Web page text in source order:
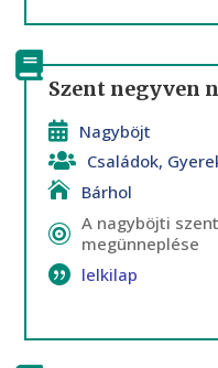
Szent negyven
Nagyböjt
Családok,
Bárhol
A nagyböjti
megünneplése
lelkilap